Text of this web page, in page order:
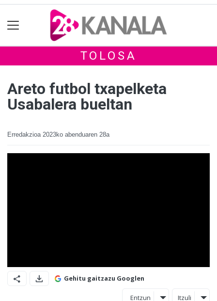
TOLOSA
Areto futbol txapelketa
Usabalera bueltan
Erredakzioa 2023ko abenduaren 28a
Gehitu gaitzazu Googlen
Entzun Itzuli